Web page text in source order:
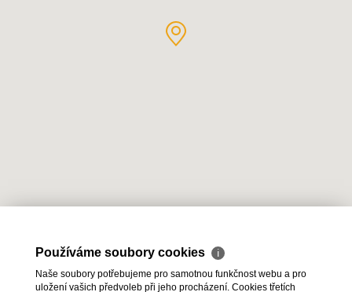
Používáme soubory cookies ℹ
Naše soubory potřebujeme pro samotnou funkčnost webu a pro
uložení vašich předvoleb při jeho procházení. Cookies třetích